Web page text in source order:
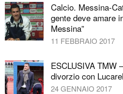
Calcio. Messina-
gente deve amare
Messina”
11 FEBBRAIO 2017
ESCLUSIVA TMW
divorzio con
24 GENNAIO 2017